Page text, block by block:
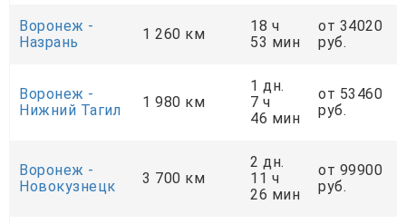
Воронеж -
Назрань
1 260 км
18 ч
53 мин
от 34020
руб.
Воронеж -
Нижний Тагил
1 980 км
1 дн.
7 ч
46 мин
от 53460
руб.
Воронеж -
Новокузнецк
3 700 км
2 дн.
11 ч
26 мин
от 99900
руб.